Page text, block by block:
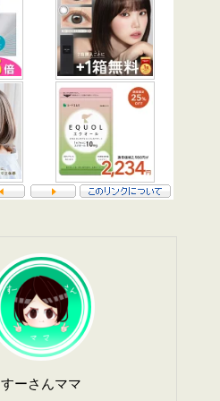
すーさんママ